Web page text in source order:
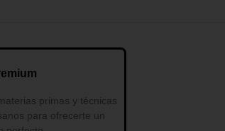
primas y técnicas
para ofrecerte un